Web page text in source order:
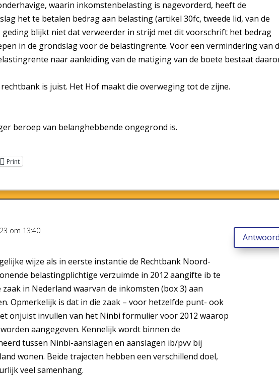
waarin inkomstenbelasting is nagevorderd, heeft de
het te betalen bedrag aan belasting (artikel 30fc, tweede lid, van de
geding blijkt niet dat verweerder in strijd met dit voorschrift het bedrag
in de grondslag voor de belastingrente. Voor een vermindering van
naar aanleiding van de matiging van de boete bestaat
is juist. Het Hof maakt die overweging tot de zijne.
beroep van belanghebbende ongegrond is.
Print
om 13:40
wijze als in eerste instantie de Rechtbank Noord-
belastingplichtige verzuimde in 2012 aangifte ib te
in Nederland waarvan de inkomsten (box 3) aan
Opmerkelijk is dat in die zaak – voor hetzelfde punt- ook
onjuist invullen van het Ninbi formulier voor 2012 waarop
aangegeven. Kennelijk wordt binnen de
tussen Ninbi-aanslagen en aanslagen ib/pvv bij
wonen. Beide trajecten hebben een verschillend doel,
veel samenhang.